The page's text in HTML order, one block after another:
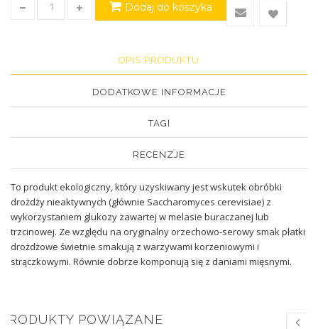
Dodaj do koszyka
OPIS PRODUKTU
DODATKOWE INFORMACJE
TAGI
RECENZJE
To produkt ekologiczny, który uzyskiwany jest wskutek obróbki
drożdży nieaktywnych (głównie Saccharomyces cerevisiae) z
wykorzystaniem glukozy zawartej w melasie buraczanej lub
trzcinowej. Ze względu na oryginalny orzechowo-serowy smak płatki
drożdżowe świetnie smakują z warzywami korzeniowymi i
strączkowymi. Równie dobrze komponują się z daniami mięsnymi.
PRODUKTY POWIĄZANE